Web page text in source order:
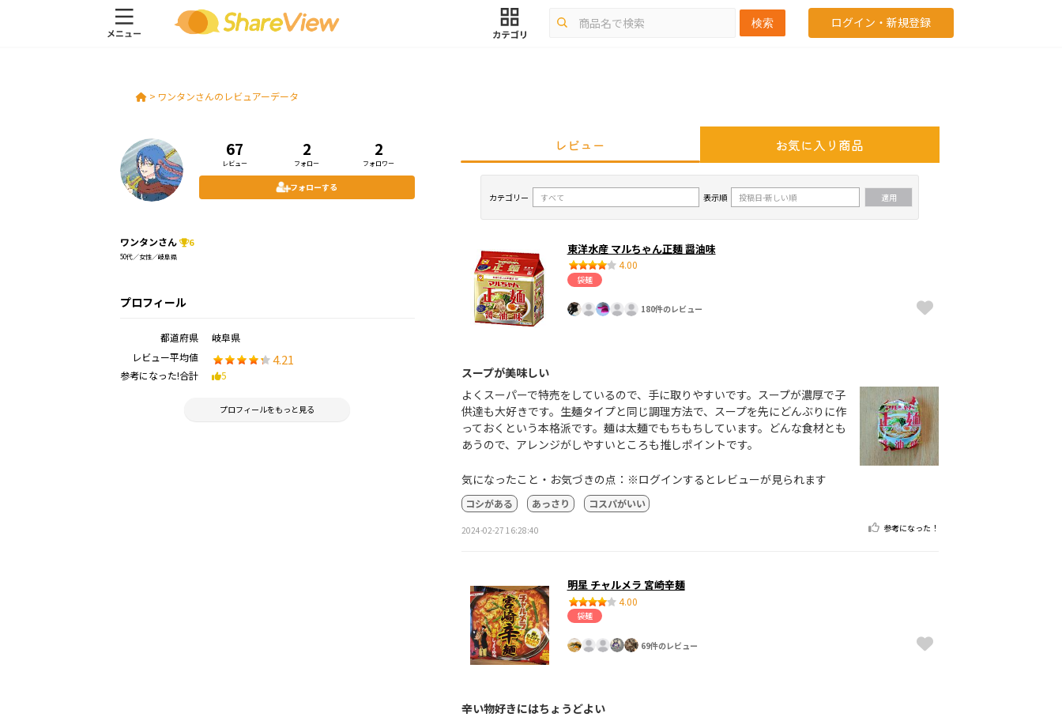
検索 ログイン・新規登録
> ワンタンさんのレビュアーデータ
67
レビュー
2
フォロー
2
フォロワー
フォローする
ワンタンさん 6
50代／女性／岐阜県
プロフィール
都道府県
岐阜県
レビュー平均値
4.21
参考になった!合計 5
プロフィールをもっと見る
レビュー お気に入り商品
カテゴリー 表示順
東洋水産 マルちゃん正麺 醤油味
4.00
袋麺
180件のレビュー
スープが美味しい
よくスーパーで特売をしているので、手に取りやすいです。スープが濃厚で子
供達も大好きです。生麺タイプと同じ調理方法で、スープを先にどんぶりに作
っておくという本格派です。麺は太麺でもちもちしています。どんな食材とも
あうので、アレンジがしやすいところも推しポイントです。
気になったこと・お気づきの点：※ログインするとレビューが見られます
コシがある あっさり コスパがいい
2024-02-27 16:28:40 参考になった！
明星 チャルメラ 宮崎辛麺
4.00
袋麺
69件のレビュー
辛い物好きにはちょうどよい